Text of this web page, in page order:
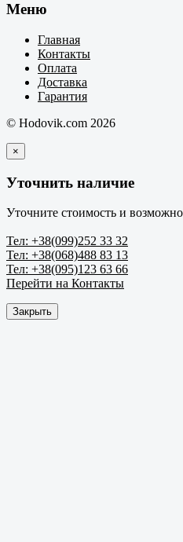
Меню
Главная
Контакты
Оплата
Доставка
Гарантия
© Hodovik.com 2026
×
Уточнить наличие
Уточните стоимость и
Тел: +38(099)252 33 32
Тел: +38(068)488 83 13
Тел: +38(095)123 63 66
Перейти на Контакты
Закрыть